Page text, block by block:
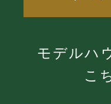
モデルハ
こ